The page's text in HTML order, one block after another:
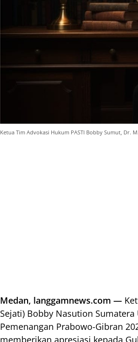
Ketua Tim Advokasi Hukum PASTI Bobby Sumut, Dr.
Medan, langgamnews.com —
Sejati) Bobby Nasution
Pemenangan Prabowo-Gibran
memberikan apresiasi kepada